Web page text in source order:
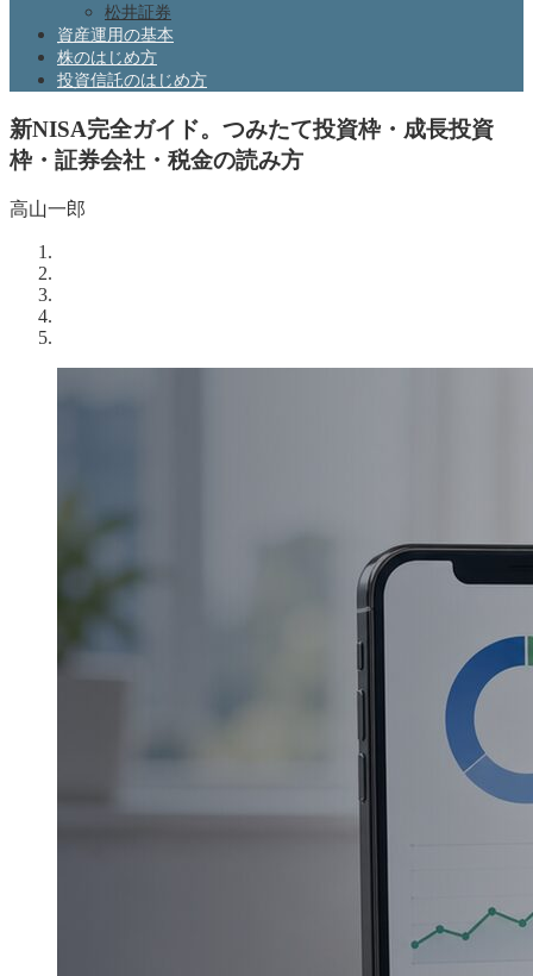
松井証券
資産運用の基本
株のはじめ方
投資信託のはじめ方
新NISA完全ガイド。つみたて投資枠・成長投資
枠・証券会社・税金の読み方
高山一郎